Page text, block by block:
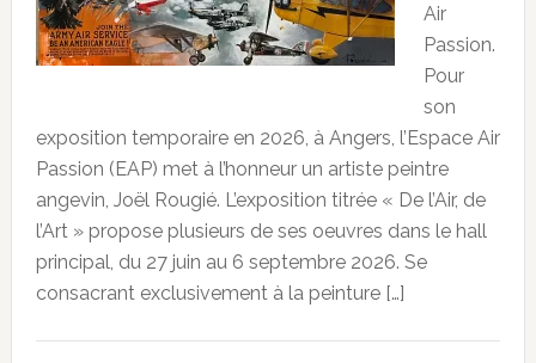
Air
Passion.
Pour
son
exposition temporaire en 2026, à Angers, l’Espace Air
Passion (EAP) met à l’honneur un artiste peintre
angevin, Joël Rougié. L’exposition titrée « De l’Air, de
l’Art » propose plusieurs de ses oeuvres dans le hall
principal, du 27 juin au 6 septembre 2026. Se
consacrant exclusivement à la peinture […]